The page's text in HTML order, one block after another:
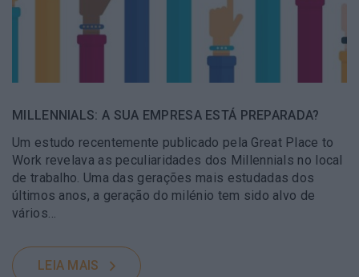
MILLENNIALS: A SUA EMPRESA ESTÁ PREPARADA?
Um estudo recentemente publicado pela Great Place to
Work revelava as peculiaridades dos Millennials no local
de trabalho. Uma das gerações mais estudadas dos
últimos anos, a geração do milénio tem sido alvo de
vários…
LEIA MAIS